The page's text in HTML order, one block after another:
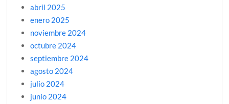
abril 2025
enero 2025
noviembre 2024
octubre 2024
septiembre 2024
agosto 2024
julio 2024
junio 2024